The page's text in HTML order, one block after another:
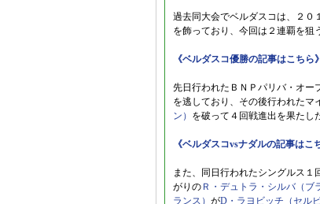
過去同大会でベルダスコは、２０
を飾っており、今回は２連覇を狙
《ベルダスコ優勝の記事はこちら》
先日行われたＢＮＰパリバ・オー
を逃しており、その後行われたマ
ン） を破って４回戦進出を果たし
《ベルダスコvsナダルの記事はこ
また、同日行われたシングルス１
がりの Ｒ・デュトラ・シルバ（ブ
ランス） がD・ラヨビッチ（セルビ